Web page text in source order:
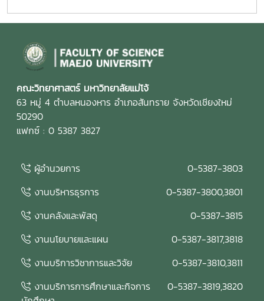
คณะวิทยาศาสตร์ มหาวิทยาลัยแม่โจ้
63 หมู่ 4 ตำบลหนองหาร อำเภอสันทราย จังหวัดเชียงใหม่
50290
แฟกซ์ : 0 5387 3827
ผู้อำนวยการ
0-5387-3803
งานบริหารธุรการ
0-5387-3800,3801
งานคลังและพัสดุ
0-5387-3815
งานนโยบายและแผน
0-5387-3817,3818
งานบริการวิชาการและวิจัย
0-5387-3810,3811
งานบริการการศึกษาและกิจการ
0-5387-3819,3820